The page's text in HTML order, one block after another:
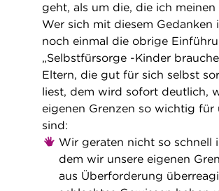
geht, als um die, die ich meinen
Wer sich mit diesem Gedanken
noch einmal die obrige
„Selbstfürsorge -Kinder
Eltern, die gut für sich selbst
liest, dem wird sofort deutlich,
eigenen Grenzen so wichtig für
sind:
Wir geraten nicht so schnell
dem wir unsere eigenen
aus Überforderung